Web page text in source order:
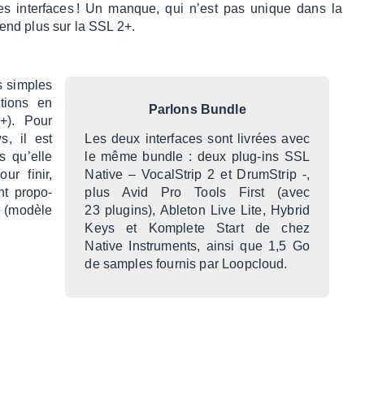
inter­faces ! Un manque, qui n’est pas unique dans la
plus sur la SSL 2+.
Parlons Bundle
Les deux inter­faces sont livrées avec
le même bundle : deux plug-ins SSL
Native – Vocal­Strip 2 et Drum­Strip -,
plus Avid Pro Tools First (avec
23 plugins), Able­ton Live Lite, Hybrid
Keys et Komplete Start de chez
Native Instru­ments, ainsi que 1,5 Go
de samples four­nis par Loop­cloud.
simples
en
Pour
il est
qu’elle
finir,
propo­
(modèle